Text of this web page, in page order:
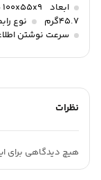
ابعاد 100x55x9 میلی متر
45.7گرم
نوع
سرعت نوشتن
نظرات
هیچ دیدگاهی